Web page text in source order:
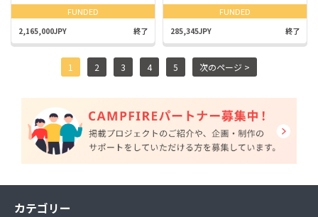
FUNDED
2,165,000JPY 終了
FUNDED
285,345JPY 終了
1 2 3 4 5 次のページ >
カテゴリー